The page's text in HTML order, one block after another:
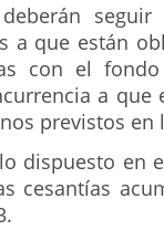
seguir
a que están
con el
a que
previstos en
dispuesto en
cesantías